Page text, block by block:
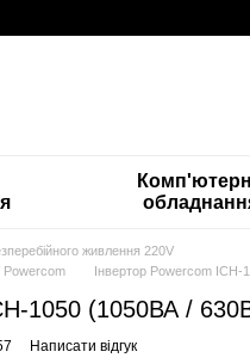
живлення 220V
Powercom
Інвертор Powercom
1050 (1050ВА /
Написати відгук